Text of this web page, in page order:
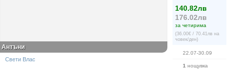
140.82лв
176.02лв
за четирима
(36.00€ / 70.41лв на
човек/ден)
22.07-30.09
1 нощувка
Антъни
Свети Влас